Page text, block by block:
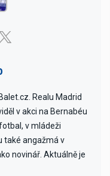
Realu Madrid
v akci na Bernabéu
v mládeži
také angažmá v
novinář. Aktuálně je